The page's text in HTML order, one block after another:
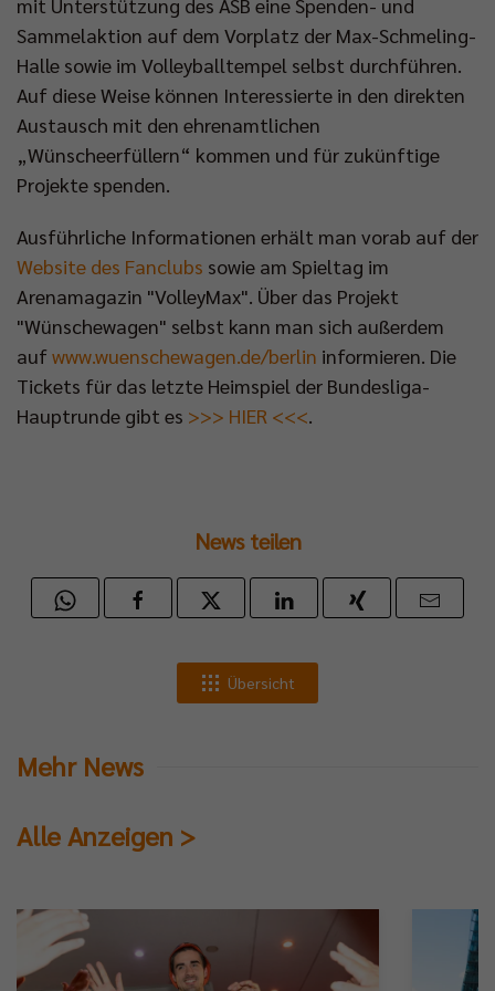
mit Unterstützung des ASB eine Spenden- und
Sammelaktion auf dem Vorplatz der Max-Schmeling-
Halle sowie im Volleyballtempel selbst durchführen.
Auf diese Weise können Interessierte in den direkten
Austausch mit den ehrenamtlichen
„Wünscheerfüllern“ kommen und für zukünftige
Projekte spenden.
Ausführliche Informationen erhält man vorab auf der
Website des Fanclubs sowie am Spieltag im
Arenamagazin "VolleyMax". Über das Projekt
"Wünschewagen" selbst kann man sich außerdem
auf www.wuenschewagen.de/berlin informieren. Die
Tickets für das letzte Heimspiel der Bundesliga-
Hauptrunde gibt es >>> HIER <<<.
News teilen
Übersicht
Mehr News
Alle Anzeigen >